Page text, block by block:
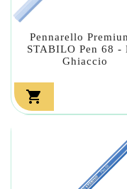
Pennarello
STABILO Pen 68 -
Ghiaccio
